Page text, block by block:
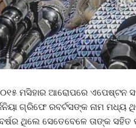
୨୦୧୫ ମସିହାର ଆରୋପରେ
ଗ୍ରିଫେ ରବର୍ଟସଙ୍କ ନାମ
ଥିଲେ ସେତେବେଳେ ତାଙ୍କ